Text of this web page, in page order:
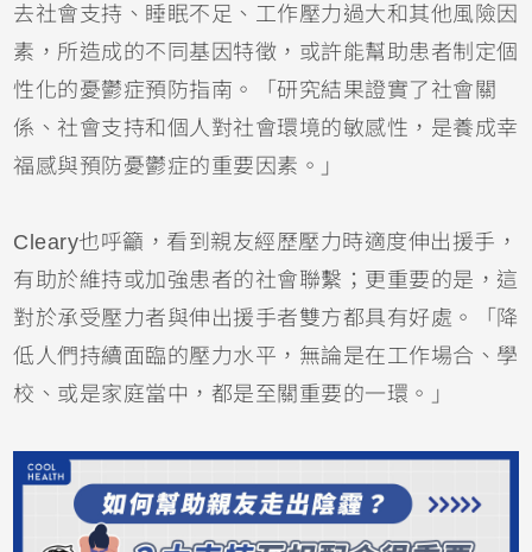
去社會支持、睡眠不足、工作壓力過大和其他風險因
素，所造成的不同基因特徵，或許能幫助患者制定個
性化的憂鬱症預防指南。「研究結果證實了社會關
係、社會支持和個人對社會環境的敏感性，是養成幸
福感與預防憂鬱症的重要因素。」
Cleary也呼籲，看到親友經歷壓力時適度伸出援手，
有助於維持或加強患者的社會聯繫；更重要的是，這
對於承受壓力者與伸出援手者雙方都具有好處。「降
低人們持續面臨的壓力水平，無論是在工作場合、學
校、或是家庭當中，都是至關重要的一環。」